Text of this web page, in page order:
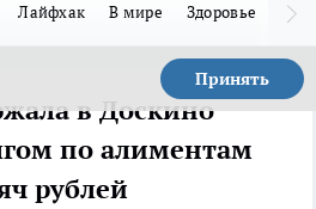
Лайфхак В мире Здоровье
Принять
в Доскино
по алиментам
рублей